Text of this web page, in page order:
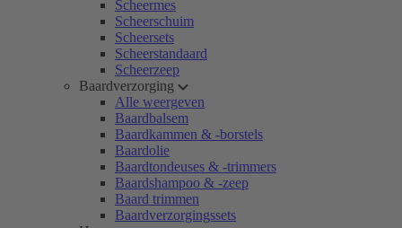
Scheermes
Scheerschuim
Scheersets
Scheerstandaard
Scheerzeep
Baardverzorging
Alle weergeven
Baardbalsem
Baardkammen & -borstels
Baardolie
Baardtondeuses & -trimmers
Baardshampoo & -zeep
Baard trimmen
Baardverzorgingssets